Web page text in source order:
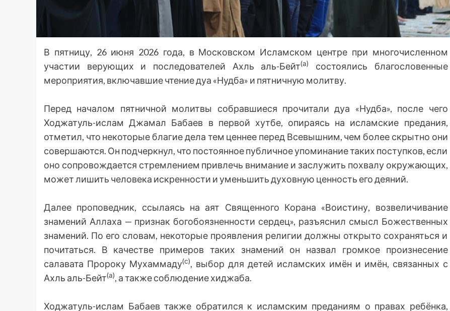
В пятницу, 26 июня 2026 года, в Московском Исламском центре при многочисленном
участии верующих и последователей Ахль аль-Бейт(а)
состоялись благословенные
мероприятия, включавшие чтение дуа «Нудба» и пятничную молитву.
Перед началом пятничной молитвы собравшиеся прочитали дуа «Нудба», после чего
Ходжатуль-ислам Джамал Бабаев в первой хутбе, опираясь на исламские предания,
отметил, что некоторые благие дела тем ценнее перед Всевышним, чем более скрытно они
совершаются. Он подчеркнул, что постоянное публичное упоминание таких поступков, если
оно сопровождается стремлением привлечь внимание и заслужить похвалу окружающих,
может лишить человека искренности и уменьшить духовную ценность его деяний.
Далее проповедник, ссылаясь на аят Священного Корана «Воистину, возвеличивание
знамений Аллаха — признак богобоязненности сердец», разъяснил смысл Божественных
знамений. По его словам, некоторые проявления религии должны открыто сохраняться и
почитаться. В качестве примеров таких знамений он назвал громкое произнесение
салавата Пророку Мухаммаду(с), выбор для детей исламских имён и имён, связанных с
Ахль аль-Бейт(а), а также соблюдение хиджаба.
Ходжатуль-ислам Бабаев также обратился к исламским преданиям о правах ребёнка,